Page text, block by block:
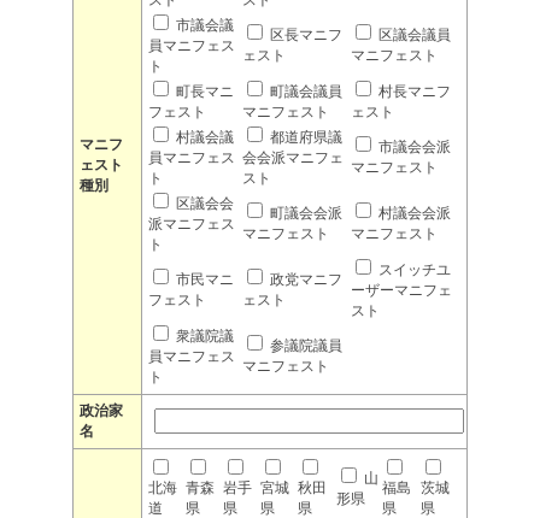
マニフ
ェスト
種別
市議会議
員マニフェス
ト
区長マニフ
ェスト
区議会議員
マニフェスト
町長マニ
フェスト
町議会議員
マニフェスト
村長マニフ
ェスト
村議会議
員マニフェス
ト
都道府県議
会会派マニフェ
スト
市議会会派
マニフェスト
区議会会
派マニフェス
ト
町議会会派
マニフェスト
村議会会派
マニフェスト
市民マニ
フェスト
政党マニフ
ェスト
スイッチユ
ーザーマニフェ
スト
衆議院議
員マニフェス
ト
参議院議員
マニフェスト
政治家
名
北海
道
青森
県
岩手
県
宮城
県
秋田
県
山
形県
福島
県
茨城
県